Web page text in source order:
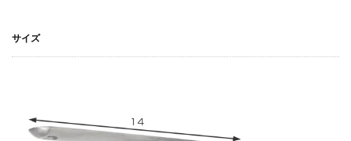
サイズ